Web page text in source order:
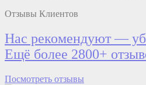
Отзывы Клиентов
Нас рекомендуют —
Ещё более 2800+
Посмотреть отзывы